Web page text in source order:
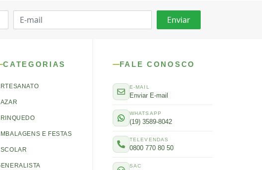
CATEGORIAS
E FESTAS
FALE CONOSCO
E-MAIL
Enviar E-mail
WHATSAPP
(19) 3589-8042
TELEVENDAS
0800 770 80 50
SAC